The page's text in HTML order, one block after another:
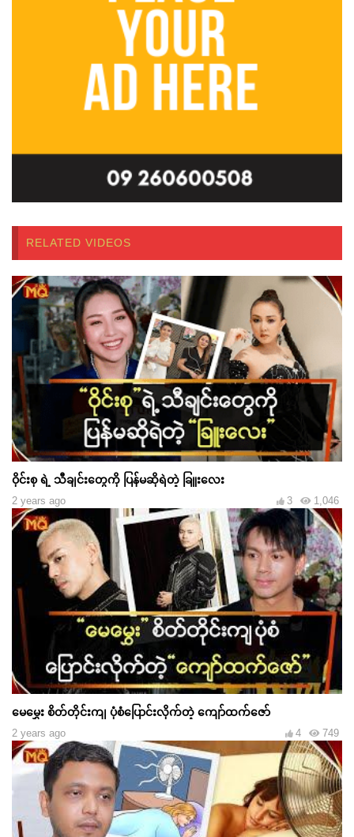
RELATED VIDEOS
ဝိုင်းစု ရဲ့ သီချင်းတွေကို ပြန်မဆိုရဲတဲ့ ခြူးလေး
2 years ago 1,046
3
မေမွှေး စိတ်တိုင်းကျ ပုံစံပြောင်းလိုက်တဲ့ ကျော်ထက်ဇော်
2 years ago 749
4